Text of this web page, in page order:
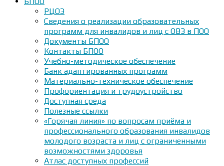
РЦОЭ
Сведения о реализации образовательных
программ для инвалидов и лиц с ОВЗ в ПОО
Документы БПОО
Контакты БПОО
Учебно-методическое обеспечение
Банк адаптированных программ
Материально-техническое обеспечение
Профориентация и трудоустройство
Доступная среда
Полезные ссылки
«Горячая линия» по вопросам приёма и
профессионального образования инвалидов
молодого возраста и лиц с ограниченными
возможностями здоровья
Атлас доступных профессий